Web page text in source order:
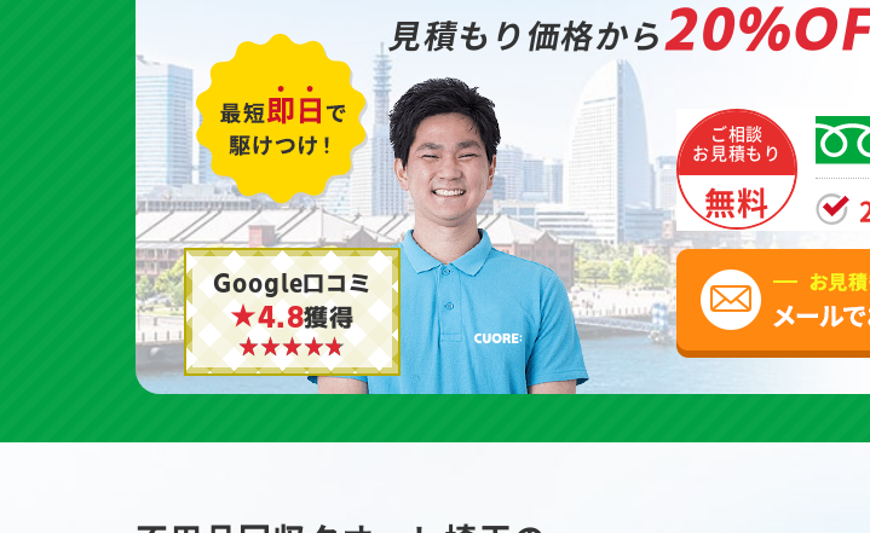
Google口コミ
★4.8獲得
見積もり価格から
ご相談
お見積もり
無料